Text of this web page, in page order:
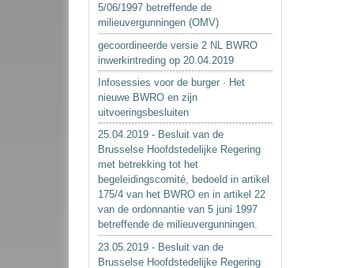
5/06/1997 betreffende de
milieuvergunningen (OMV)
gecoordineerde versie 2 NL BWRO
inwerkintreding op 20.04.2019
Infosessies voor de burger · Het
nieuwe BWRO en zijn
uitvoeringsbesluiten
25.04.2019 - Besluit van de
Brusselse Hoofdstedelijke Regering
met betrekking tot het
begeleidingscomité, bedoeld in artikel
175/4 van het BWRO en in artikel 22
van de ordonnantie van 5 juni 1997
betreffende de milieuvergunningen.
23.05.2019 - Besluit van de
Brusselse Hoofdstedelijke Regering